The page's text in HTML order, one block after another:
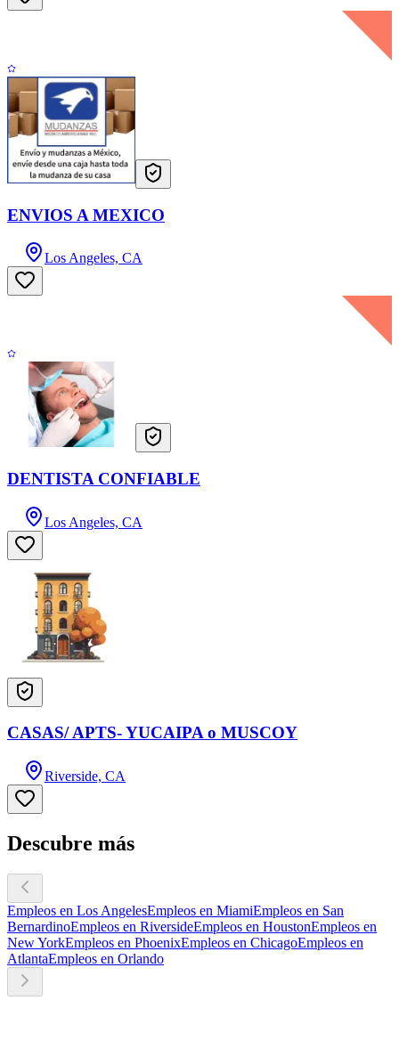
ENVIOS A MEXICO
Los Angeles, CA
DENTISTA CONFIABLE
Los Angeles, CA
CASAS/ APTS- YUCAIPA o MUSCOY
Riverside, CA
Descubre más
Empleos en Los AngelesEmpleos en MiamiEmpleos en San
BernardinoEmpleos en RiversideEmpleos en HoustonEmpleos en
New YorkEmpleos en PhoenixEmpleos en ChicagoEmpleos en
AtlantaEmpleos en Orlando